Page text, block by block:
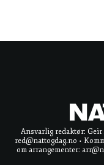
Ansvarlig redaktør: Geir
red@nattogdag.no •
om arrangementer: